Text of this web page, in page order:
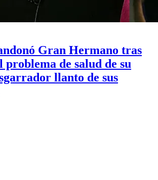
Gran Hermano tras
problema de salud de su
llanto de sus